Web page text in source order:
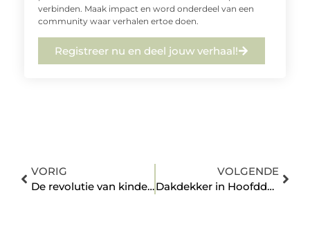
verbinden. Maak impact en word onderdeel van een
community waar verhalen ertoe doen.
Registreer nu en deel jouw verhaal!
VORIG
De revolutie van kinderkleding
VOLGENDE
Dakdekker in Hoofddorp waar je op kunt bouwen